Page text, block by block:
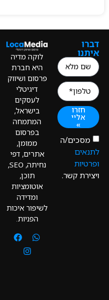
לוקה מדיה
היא חברת
פרסום ושיווק
דיגיטלי
לעסקים
בישראל,
המתמחה
בפרסום
ממומן,
אתרים, דפי
נחיתה, SEO,
אוטומציות
לשיפור איכות
יצירת
קשר
ה
קשר.
חזרו
אליי